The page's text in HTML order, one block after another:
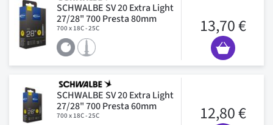
SCHWALBE SV 20 Extra Light
27/28" 700 Presta 80mm
700 x 18C - 25C 13,70 €
SCHWALBE SV 20 Extra Light
27/28" 700 Presta 60mm
700 x 18C - 25C 12,80 €